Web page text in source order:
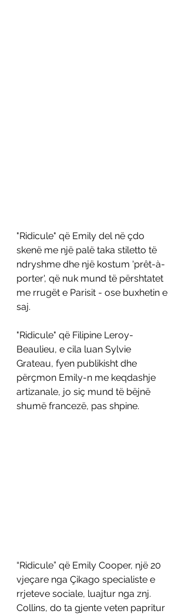
"Ridicule" që Emily del në çdo
skenë me një palë taka stiletto të
ndryshme dhe një kostum 'prêt-à-
porter', që nuk mund të përshtatet
me rrugët e Parisit - ose buxhetin e
saj.
"Ridicule" që Filipine Leroy-
Beaulieu, e cila luan Sylvie
Grateau, fyen publikisht dhe
përçmon Emily-n me keqdashje
artizanale, jo siç mund të bëjnë
shumë francezë, pas shpine.
“Ridicule” që Emily Cooper, një 20
vjeçare nga Çikago specialiste e
rrjeteve sociale, luajtur nga znj.
Collins, do ta gjente veten papritur